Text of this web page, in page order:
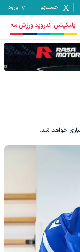
جستجو ورود
اپلیکیشن اندروید ورزش سه